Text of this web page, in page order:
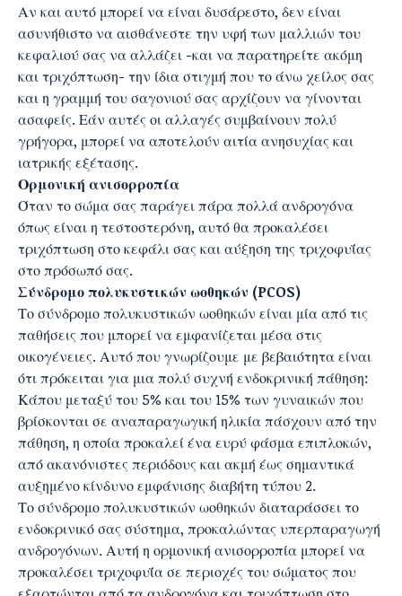
Αν και αυτό μπορεί να είναι δυσάρεστο, δεν είναι
ασυνήθιστο να αισθάνεστε την υφή των μαλλιών του
κεφαλιού σας να αλλάζει -και να παρατηρείτε ακόμη
και τριχόπτωση- την ίδια στιγμή που το άνω χείλος σας
και η γραμμή του σαγονιού σας αρχίζουν να γίνονται
ασαφείς. Εάν αυτές οι αλλαγές συμβαίνουν πολύ
γρήγορα, μπορεί να αποτελούν αιτία ανησυχίας και
ιατρικής εξέτασης.
Ορμονική ανισορροπία
Όταν το σώμα σας παράγει πάρα πολλά ανδρογόνα
όπως είναι η τεστοστερόνη, αυτό θα προκαλέσει
τριχόπτωση στο κεφάλι σας και αύξηση της τριχοφυΐας
στο πρόσωπό σας.
Σύνδρομο πολυκυστικών ωοθηκών (PCOS)
Το σύνδρομο πολυκυστικών ωοθηκών είναι μία από τις
παθήσεις που μπορεί να εμφανίζεται μέσα στις
οικογένειες. Αυτό που γνωρίζουμε με βεβαιότητα είναι
ότι πρόκειται για μια πολύ συχνή ενδοκρινική πάθηση:
Κάπου μεταξύ του 5% και του 15% των γυναικών που
βρίσκονται σε αναπαραγωγική ηλικία πάσχουν από την
πάθηση, η οποία προκαλεί ένα ευρύ φάσμα επιπλοκών,
από ακανόνιστες περιόδους και ακμή έως σημαντικά
αυξημένο κίνδυνο εμφάνισης διαβήτη τύπου 2.
Το σύνδρομο πολυκυστικών ωοθηκών διαταράσσει το
ενδοκρινικό σας σύστημα, προκαλώντας υπερπαραγωγή
ανδρογόνων. Αυτή η ορμονική ανισορροπία μπορεί να
προκαλέσει τριχοφυΐα σε περιοχές του σώματος που